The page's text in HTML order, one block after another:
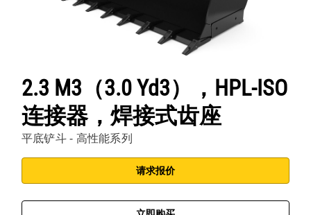
2.3 M3（3.0 Yd3），HPL-ISO
连接器，焊接式齿座
平底铲斗 - 高性能系列
请求报价